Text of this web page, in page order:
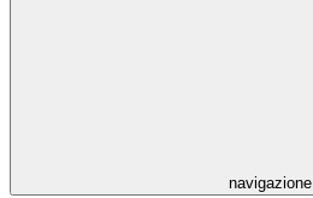
navigazione